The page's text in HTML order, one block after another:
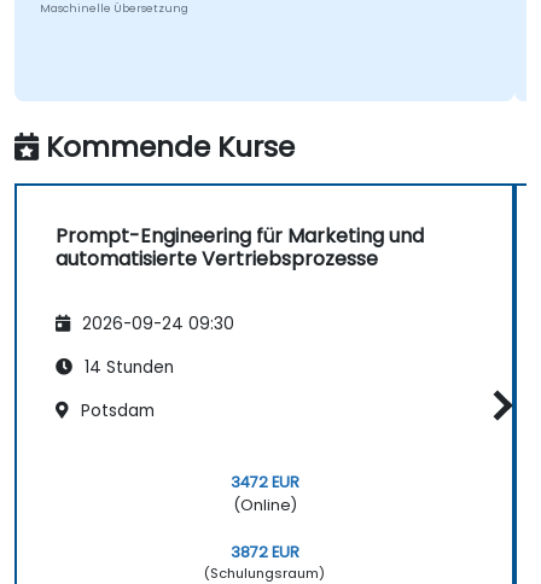
Maschinelle Übersetzung
Kommende Kurse
Prompt-Engineering für Marketing und
automatisierte Vertriebsprozesse
2026-09-24 09:30
14 Stunden
Potsdam
3472 EUR
(Online)
3872 EUR
(Schulungsraum)